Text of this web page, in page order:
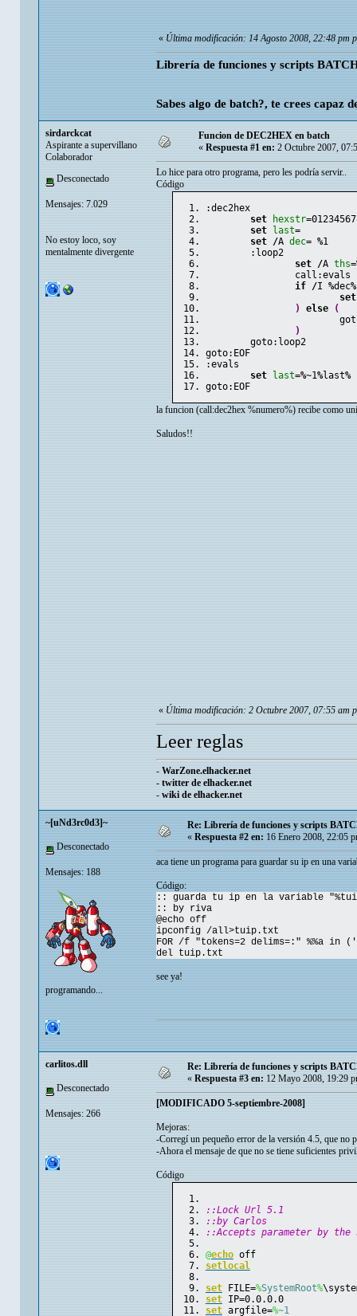
«Última modificación: 14 Agosto 2008, 22:48 pm
Librería de funciones y scripts
Sabes algo de batch?, te crees capaz
sirdarckcat
Aspirante a supervillano
Colaborador
Desconectado
Mensajes: 7.029
No estoy loco, soy
mentalmente divergente
Funcion de DEC2HEX en batch
« Respuesta #1 en: 2 Octubre 2007,
Lo hice para otro programa, pero les podría servir..
Código
:dec2hex
set
hexstr
set
last=
set /A dec= %1
	:loop2
set /A ths=
		call:evals
if /I %dec%
set
)
else
(
)
	goto:loop2
goto:EOF
:evals
set
last=%~1%last%
goto:EOF
la funcion (call:dec2hex %numero%) recibe como
Saludos!!
« Última modificación: 2 Octubre 2007, 07:55 am
Leer reglas
- WarZone.elhacker.net
- twitter de elhacker.net
- wiki de elhacker.net
~[uNd3rc0d3]~
Desconectado
Mensajes: 188
programando...
Re: Librería de funciones y scripts
«Respuesta #2 en:16 Enero 2008, 22:05
aca tiene un programa para guardar su ip en una
Código:
:: guarda tu ip en la variable
:: by riva
@echo off
ipconfig /all>tuip.txt
FOR /f "tokens=2 delims=:" %%a
del tuip.txt
see ya!
carlitos.dll
Desconectado
Mensajes: 266
Re: Librería de funciones y scripts
« Respuesta #3 en: 12 Mayo 2008, 19:29
[MODIFICADO 5-septiembre-2008]
Mejoras:
-Corregí un pequeño error de la versión 4.5, que no
-Ahora el mensaje de que no se tiene suficientes
Código
::Lock Url 5.1
::by Carlos
::Accepts parameter by
@echo off
setlocal
set FILE=%SystemRoot%
set IP=0.0.0.0
set argfile=%~1